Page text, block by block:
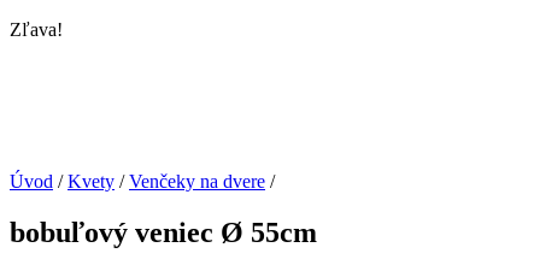
Zľava!
Úvod /Kvety /Venčeky na dvere /
bobuľový veniec Ø 55cm